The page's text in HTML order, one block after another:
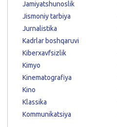
Jamiyatshunoslik
Jismoniy tarbiya
Jurnalistika
Kadrlar boshqaruvi
Kiberxavfsizlik
Kimyo
Kinematografiya
Kino
Klassika
Kommunikatsiya